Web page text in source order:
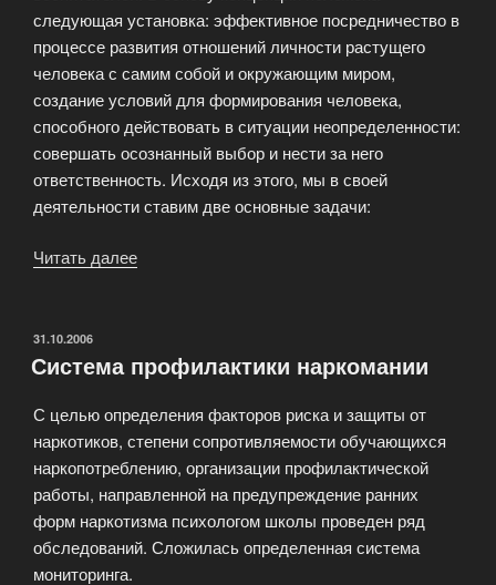
следующая установка: эффективное посредничество в
процессе развития отношений личности растущего
человека с самим собой и окружающим миром,
создание условий для формирования человека,
способного действовать в ситуации неопределенности:
совершать осознанный выбор и нести за него
ответственность. Исходя из этого, мы в своей
деятельности ставим две основные задачи:
Читать далее
ОПУБЛИКОВАНО
31.10.2006
Система профилактики наркомании
С целью определения факторов риска и защиты от
наркотиков, степени сопротивляемости обучающихся
наркопотреблению, организации профилактической
работы, направленной на предупреждение ранних
форм наркотизма психологом школы проведен ряд
обследований. Сложилась определенная система
мониторинга.